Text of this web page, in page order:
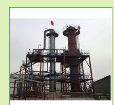
服务范围
市政固废处理
蔚蓝生态环境科技所从事的市政
废物处理业务包括市政废物的处